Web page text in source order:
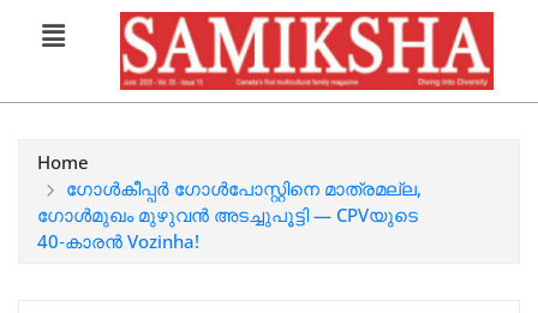
Home
ഗോൾകീപ്പർ ഗോൾപോസ്റ്റിനെ മാത്രമല്ല,
ഗോൾമുഖം മുഴുവൻ അടച്ചുപൂട്ടി — CPVയുടെ
40‑കാരൻ Vozinha!